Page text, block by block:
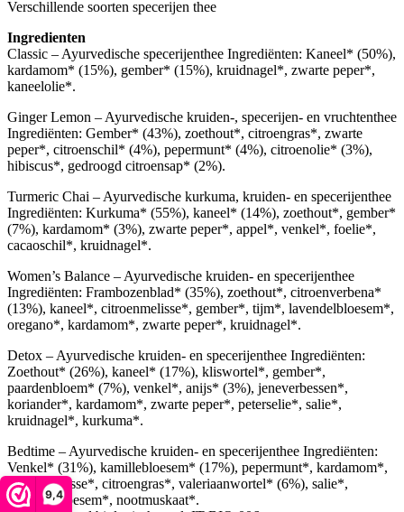
9,4
Verschillende soorten specerijen thee
Ingredienten
Classic – Ayurvedische specerijenthee Ingrediënten: Kaneel* (50%),
kardamom* (15%), gember* (15%), kruidnagel*, zwarte peper*,
kaneelolie*.
Ginger Lemon – Ayurvedische kruiden-, specerijen- en vruchtenthee
Ingrediënten: Gember* (43%), zoethout*, citroengras*, zwarte
peper*, citroenschil* (4%), pepermunt* (4%), citroenolie* (3%),
hibiscus*, gedroogd citroensap* (2%).
Turmeric Chai – Ayurvedische kurkuma, kruiden- en specerijenthee
Ingrediënten: Kurkuma* (55%), kaneel* (14%), zoethout*, gember*
(7%), kardamom* (3%), zwarte peper*, appel*, venkel*, foelie*,
cacaoschil*, kruidnagel*.
Women’s Balance – Ayurvedische kruiden- en specerijenthee
Ingrediënten: Frambozenblad* (35%), zoethout*, citroenverbena*
(13%), kaneel*, citroenmelisse*, gember*, tijm*, lavendelbloesem*,
oregano*, kardamom*, zwarte peper*, kruidnagel*.
Detox – Ayurvedische kruiden- en specerijenthee Ingrediënten:
Zoethout* (26%), kaneel* (17%), kliswortel*, gember*,
paardenbloem* (7%), venkel*, anijs* (3%), jeneverbessen*,
koriander*, kardamom*, zwarte peper*, peterselie*, salie*,
kruidnagel*, kurkuma*.
Bedtime – Ayurvedische kruiden- en specerijenthee Ingrediënten:
Venkel* (31%), kamillebloesem* (17%), pepermunt*, kardamom*,
citroenmelisse*, citroengras*, valeriaanwortel* (6%), salie*,
lavendelbloesem*, nootmuskaat*.